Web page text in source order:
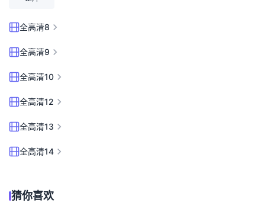
全高清8
全高清9
全高清10
全高清12
全高清13
全高清14
猜你喜欢